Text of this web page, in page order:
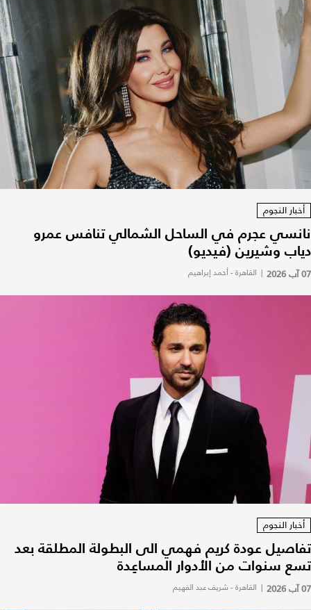
أخبار النجوم
نانسي عجرم في الساحل الشمالي تنافس عمرو
دياب وشيرين (فيديو)
07 آب 2026 | القاهرة - أحمد إبراهيم
أخبار النجوم
تفاصيل عودة كريم فهمي الى البطولة المطلقة بعد
تسع سنوات من الأدوار المساعِدة
07 آب 2026 | القاهرة - شريف عبد الفهيم